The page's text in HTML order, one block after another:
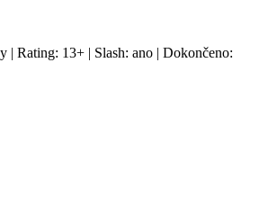
| Rating: 13+ | Slash: ano | Dokončeno: